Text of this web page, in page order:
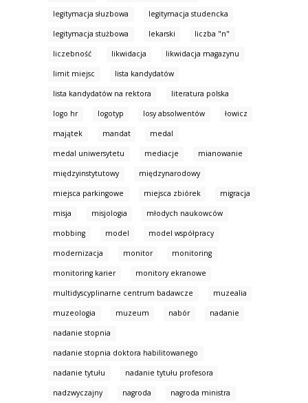
legitymacja słuzbowa legitymacja studencka
legitymacja stużbowa lekarski liczba "n"
liczebność likwidacja likwidacja magazynu
limit miejsc lista kandydatów
lista kandydatów na rektora literatura polska
logo hr logotyp losy absolwentów łowicz
majątek mandat medal
medal uniwersytetu mediacje mianowanie
międzyinstytutowy międzynarodowy
miejsca parkingowe miejsca zbiórek migracja
misja misjologia młodych naukowców
mobbing model model współpracy
modernizacja monitor monitoring
monitoring karier monitory ekranowe
multidyscyplinarne centrum badawcze muzealia
muzeologia muzeum nabór nadanie
nadanie stopnia
nadanie stopnia doktora habilitowanego
nadanie tytułu nadanie tytułu profesora
nadzwyczajny nagroda nagroda ministra